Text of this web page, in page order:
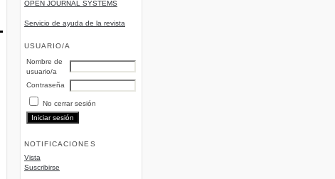
OPEN JOURNAL SYSTEMS
Servicio de ayuda de la revista
USUARIO/A
Nombre de
usuario/a
Contraseña
No cerrar sesión
NOTIFICACIONES
Vista
Suscribirse